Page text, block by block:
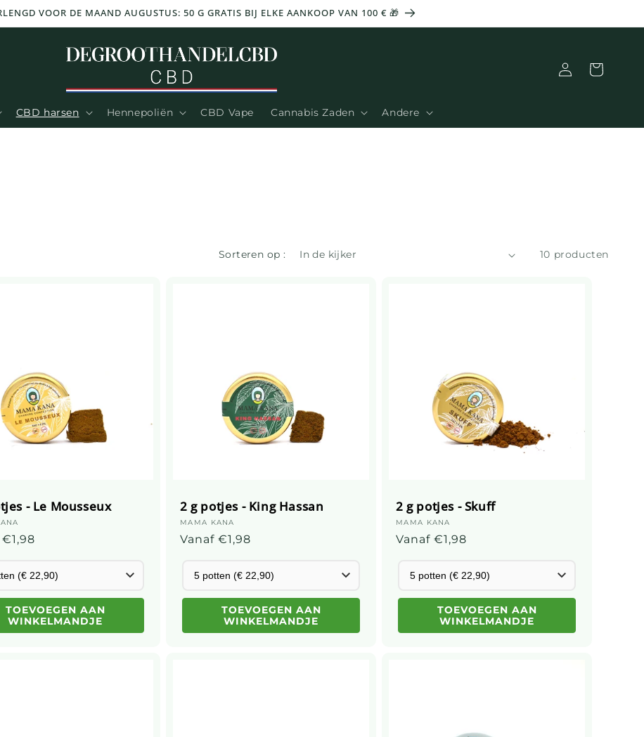
VOOR DE MAAND AUGUSTUS: 50 G GRATIS BIJ ELKE AANKOOP VAN 100 € 🎁
CBD harsen Hennepoliën CBD Vape Cannabis Zaden Andere
AansluitingMand
Sorteren op : 10 producten
- Le Mousseux
TOEVOEGEN AAN
WINKELMANDJE
2 g potjes - King Hassan
Leverancier:
MAMA KANA
Gebruikelijke
Vanaf €1,98
TOEVOEGEN AAN
WINKELMANDJE
2 g potjes - Skuff
Leverancier:
MAMA KANA
Gebruikelijke
Vanaf €1,98
TOEVOEGEN AAN
WINKELMANDJE